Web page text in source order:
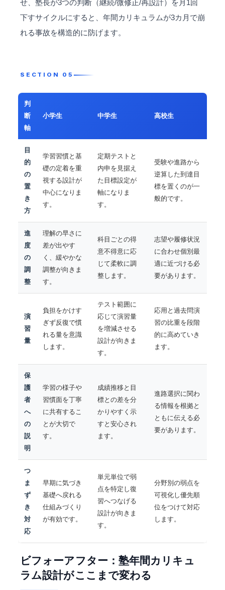
せ、塾長が3つの判断（継続/微修正/再設計）を月1回
下すサイクルにすると、年間カリキュラムが3カ月で崩
れる事故を構造的に防げます。
判
断
軸
小学生 中学生 高校生
目
的
の
置
き
方
学習習慣と基
礎の定着を重
視する設計が
中心になりま
す。
定期テストと
内申を見据え
た目標設定が
軸になりま
す。
受験や進路から
逆算した到達目
標を置くのが一
般的です。
進
度
の
調
整
理解の早さに
差が出やす
く、緩やかな
調整が向きま
す。
科目ごとの得
意不得意に応
じて柔軟に調
整します。
志望や履修状況
に合わせ個別最
適に近づける必
要があります。
演
習
量
負担をかけす
ぎず反復で慣
れる量を意識
します。
テスト範囲に
応じて演習量
を増減させる
設計が向きま
す。
応用と過去問演
習の比重を段階
的に高めていき
ます。
保
護
者
へ
の
説
明
学習の様子や
習慣面を丁寧
に共有するこ
とが大切で
す。
成績推移と目
標との差を分
かりやすく示
すと安心され
ます。
進路選択に関わ
る情報を根拠と
ともに伝える必
要があります。
つ
ま
ず
き
対
応
早期に気づき
基礎へ戻れる
仕組みづくり
が有効です。
単元単位で弱
点を特定し復
習へつなげる
設計が向きま
す。
分野別の弱点を
可視化し優先順
位をつけて対応
します。
ビフォーアフター：塾年間カリキュ
ラム設計がここまで変わる